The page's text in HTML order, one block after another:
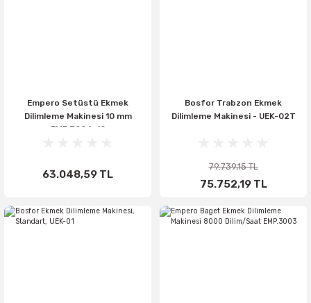
Empero Setüstü Ekmek
Dilimleme Makinesi 10 mm
EMP.3004-10
63.048,59 TL
Bosfor Trabzon Ekmek
Dilimleme Makinesi - UEK-02T
79.739,15 TL
75.752,19 TL